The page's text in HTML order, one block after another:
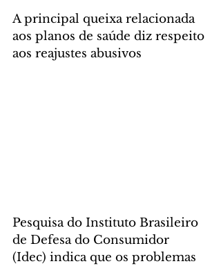
A principal queixa relacionada
aos planos de saúde diz respeito
aos reajustes abusivos
Pesquisa do Instituto Brasileiro
de Defesa do Consumidor
(Idec) indica que os problemas